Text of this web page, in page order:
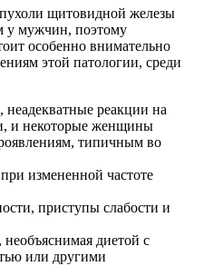
щитовидной железы
у мужчин, поэтому
особенно внимательно
этой патологии, среди
реакции на
и некоторые женщины
типичным во
измененной частоте
приступы слабости и
необъяснимая диетой с
или другими